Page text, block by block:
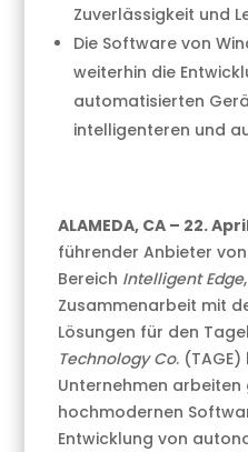
Zuverlässigkeit und
Die Software von
weiterhin die
automatisierten
intelligenteren und
ALAMEDA, CA – 22.
führender Anbieter
Bereich Intelligent Edge
Zusammenarbeit mit
Lösungen für den
Technology Co.
Unternehmen arbeiten
hochmodernen
Entwicklung von